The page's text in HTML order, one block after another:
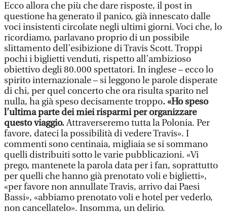
Ecco allora che più che dare risposte, il post in
questione ha generato il panico, già innescato dalle
voci insistenti circolate negli ultimi giorni. Voci che, lo
ricordiamo, parlavano proprio di un possibile
slittamento dell’esibizione di Travis Scott. Troppi
pochi i biglietti venduti, rispetto all’ambizioso
obiettivo degli 80.000 spettatori. In inglese – ecco lo
spirito internazionale – si leggono le parole disperate
di chi, per quel concerto che ora risulta sparito nel
nulla, ha già speso decisamente troppo. «Ho speso
l’ultima parte dei miei risparmi per organizzare
questo viaggio.Attraverseremo tutta la Polonia. Per
favore, dateci la possibilità di vedere Travis». I
commenti sono centinaia, migliaia se si sommano
quelli distribuiti sotto le varie pubblicazioni. «Vi
prego, mantenete la parola data per i fan, soprattutto
per quelli che hanno già prenotato voli e biglietti»,
«per favore non annullate Travis, arrivo dai Paesi
Bassi», «abbiamo prenotato voli e hotel per vederlo,
non cancellatelo». Insomma, un delirio.